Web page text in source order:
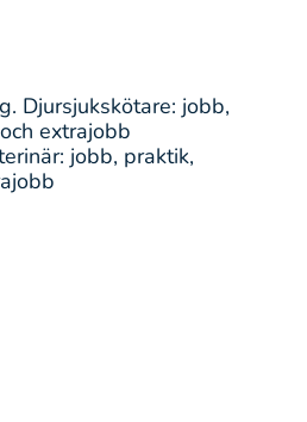
Djursjukskötare: jobb,
extrajobb
jobb, praktik,